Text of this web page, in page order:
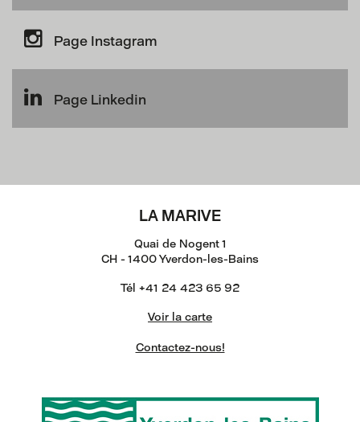
Page Instagram
Page Linkedin
LA MARIVE
Quai de Nogent 1
CH - 1400 Yverdon-les-Bains
Tél +41 24 423 65 92
Voir la carte
Contactez-nous!